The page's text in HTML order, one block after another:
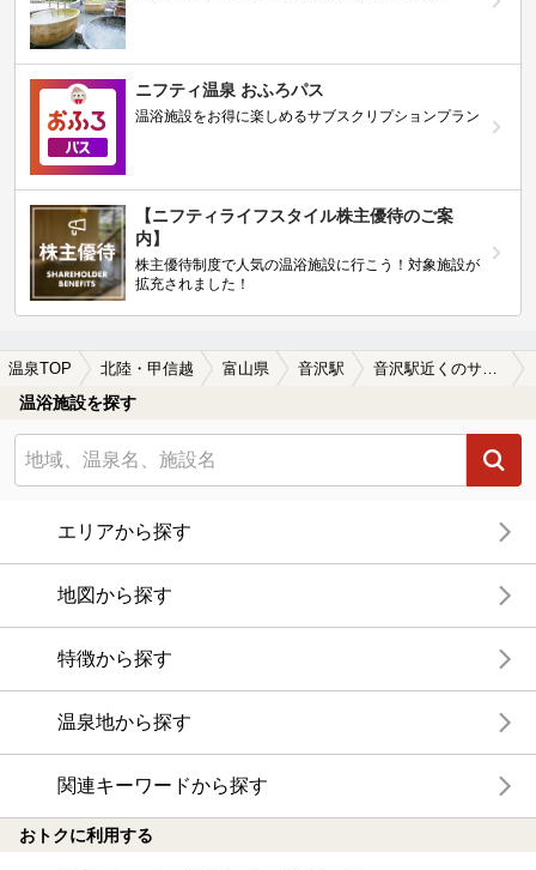
ニフティ温泉 おふろパス
温浴施設をお得に楽しめるサブスクリプションプラン
【ニフティライフスタイル株主優待のご案
内】
株主優待制度で人気の温浴施設に行こう！対象施設が
拡充されました！
温泉TOP 北陸・甲信越 富山県 音沢駅
温浴施設を探す
エリアから探す
地図から探す
特徴から探す
温泉地から探す
関連キーワードから探す
おトクに利用する